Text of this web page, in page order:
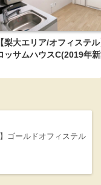
【梨大エリア/オフィステ
ッサムハウスC(2019年
ゴールドオフィステル